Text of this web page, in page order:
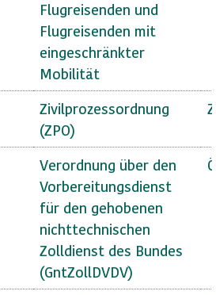
Flugreisenden und
Flugreisenden mit
eingeschränkter
Mobilität
Zivilprozessordnung
(ZPO)
Verordnung über den
Vorbereitungsdienst
für den gehobenen
nichttechnischen
Zolldienst des Bundes
(GntZollDVDV)